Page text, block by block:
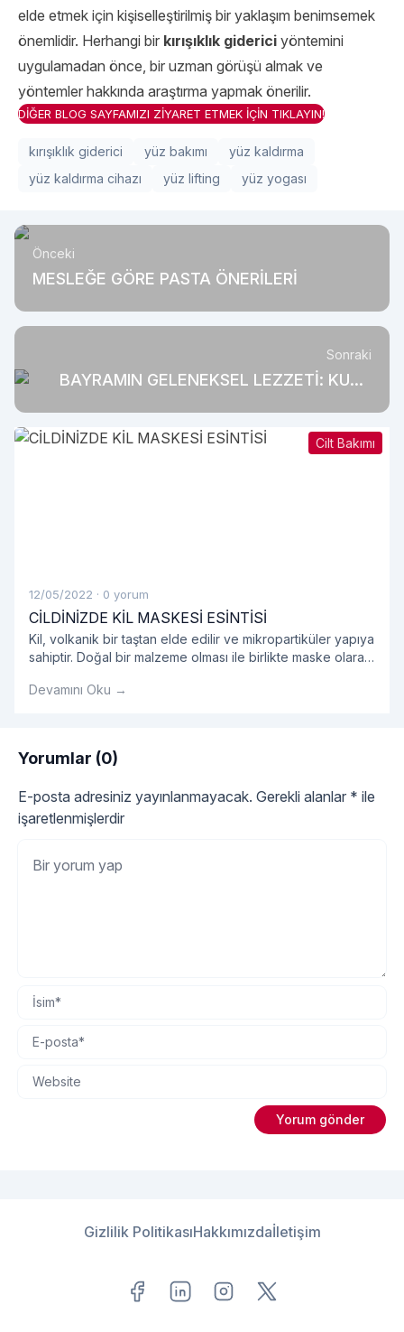
elde etmek için kişiselleştirilmiş bir yaklaşım benimsemek
önemlidir. Herhangi bir kırışıklık giderici yöntemini
uygulamadan önce, bir uzman görüşü almak ve
yöntemler hakkında araştırma yapmak önerilir.
DİĞER BLOG SAYFAMIZI ZİYARET ETMEK İÇİN TIKLAYIN!
kırışıklık giderici yüz bakımı
yüz kaldırma
yüz kaldırma cihazı
yüz lifting yüz yogası
Önceki
MESLEĞE GÖRE PASTA ÖNERİLERİ
Sonraki
BAYRAMIN GELENEKSEL LEZZETİ: KUTU
Cilt Bakımı
12/05/2022 · 0 yorum
CİLDİNİZDE KİL MASKESİ ESİNTİSİ
Kil, volkanik bir taştan elde edilir ve mikropartiküler yapıya
sahiptir. Doğal bir malzeme olması ile birlikte maske olarak
Devamını Oku →
Yorumlar (0)
E-posta adresiniz yayınlanmayacak. Gerekli alanlar * ile
işaretlenmişlerdir
Gizlilik PolitikasıHakkımızdaİletişim